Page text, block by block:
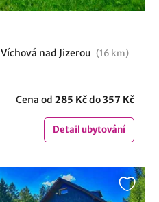
Víchová nad Jizerou (16 km)
Cena od 285 Kčdo357 Kč
Detailubytování